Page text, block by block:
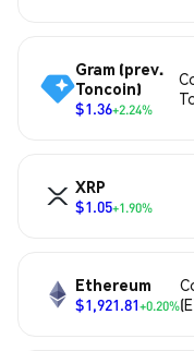
Gram (prev.
Toncoin)
$1.36+2.24%
XRP
$1.05+1.90%
Ethereum
$1,921.81+0.20%